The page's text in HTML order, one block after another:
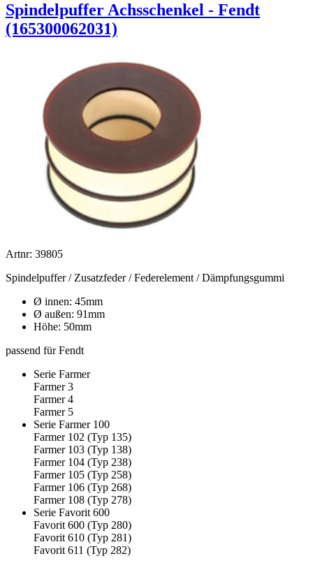
Spindelpuffer Achsschenkel - Fendt
(165300062031)
Artnr: 39805
Spindelpuffer / Zusatzfeder / Federelement / Dämpfungsgummi
Ø innen: 45mm
Ø außen: 91mm
Höhe: 50mm
passend für Fendt
Serie Farmer
Farmer 3
Farmer 4
Farmer 5
Serie Farmer 100
Farmer 102 (Typ 135)
Farmer 103 (Typ 138)
Farmer 104 (Typ 238)
Farmer 105 (Typ 258)
Farmer 106 (Typ 268)
Farmer 108 (Typ 278)
Serie Favorit 600
Favorit 600 (Typ 280)
Favorit 610 (Typ 281)
Favorit 611 (Typ 282)